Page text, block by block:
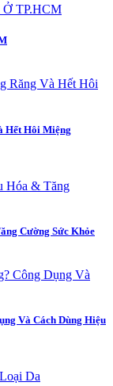
Hết Hôi Miệng
Cường Sức Khỏe
Và Cách Dùng Hiệu